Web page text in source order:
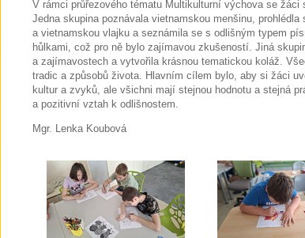
V rámci průřezového tématu Multikulturní výchova se
Jedna skupina poznávala vietnamskou menšinu,
a vietnamskou vlajku a seznámila se s odlišným typem
hůlkami, což pro ně bylo zajímavou zkušeností. Jiná
a zajímavostech a vytvořila krásnou tematickou koláž.
tradic a způsobů života. Hlavním cílem bylo, aby si žáci
kultur a zvyků, ale všichni mají stejnou hodnotu a stejná
a pozitivní vztah k odlišnostem.
Mgr. Lenka Koubová